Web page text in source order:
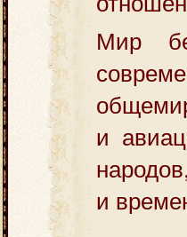
Мир
и
и